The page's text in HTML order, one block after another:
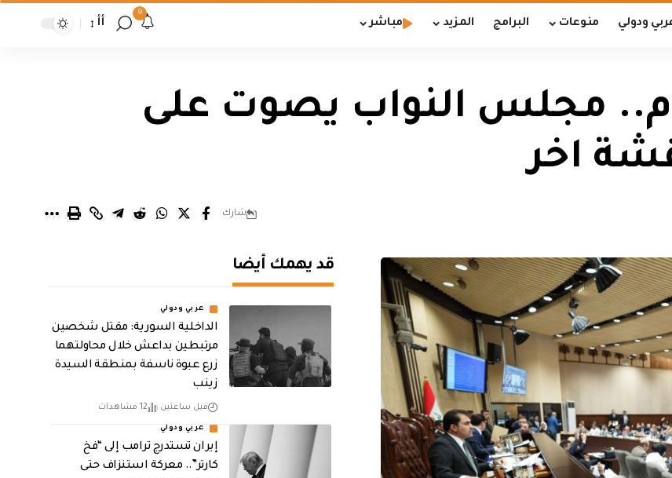
ودولي منوعات البرامج المزيد مباشر
9
أأ
مجلس النواب يصوت على
اخر
شارك
قد يهمك أيضا
عربي ودولي
الداخلية السورية: مقتل شخصين
مرتبطين بداعش خلال محاولتهما
زرع عبوة ناسفة بمنطقة السيدة
زينب
قبل ساعتين 12 مشاهدات
عربي ودولي
إيران تستدرج ترامب إلى “فخ
كارتر”.. معركة استنزاف حتى